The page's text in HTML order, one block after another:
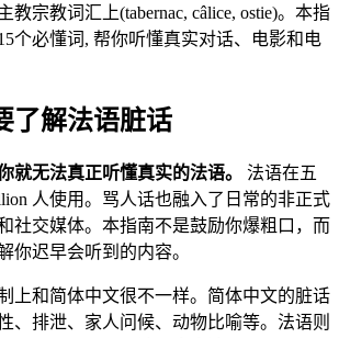
教宗教词汇上(tabernac, câlice, ostie)。本指
个必懂词, 帮你听懂真实对话、电影和电
了解法语脏话
就无法真正听懂真实的法语。
法语在五
人使用。骂人话也融入了日常的非正式
社交媒体。本指南不是鼓励你爆粗口，而
你迟早会听到的内容。
上和简体中文很不一样。简体中文的脏话
、排泄、家人问候、动物比喻等。法语则